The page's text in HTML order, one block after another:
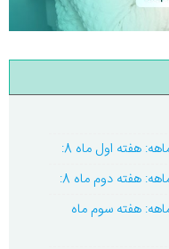
هفته اول ماه 8:
هفته دوم ماه 8:
هفته سوم ماه